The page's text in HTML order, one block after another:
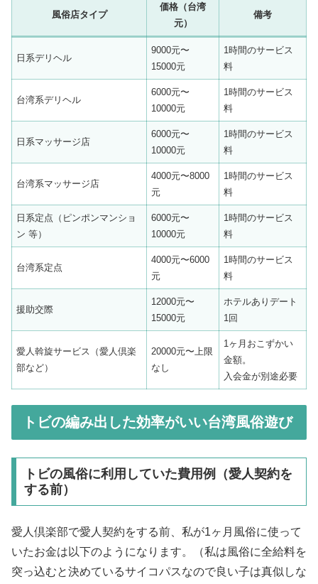
風俗店タイプ
価格（台湾
元）
備考
日系デリヘル
9000元〜
15000元
1時間のサービス
料
台湾系デリヘル
6000元〜
10000元
1時間のサービス
料
日系マッサージ店
6000元〜
10000元
1時間のサービス
料
台湾系マッサージ店
4000元〜8000
元
1時間のサービス
料
日系定点（ピンポンマンショ
ン 等）
6000元〜
10000元
1時間のサービス
料
台湾系定点
4000元〜6000
元
1時間のサービス
料
援助交際
12000元〜
15000元
ホテルありデート
1回
愛人斡旋サービス（愛人倶楽
部など）
20000元〜上限
なし
1ヶ月おこずかい
金額。
入会金が別途必要
トビの編み出した効率がいい台湾風俗遊び
トビの風俗に利用していた費用例（愛人契約を
する前）
愛人倶楽部で愛人契約をする前、私が1ヶ月風俗に使って
いたお金は以下のようになります。（私は風俗に全給料を
突っ込むと決めているサイコパスなので良い子は真似しな